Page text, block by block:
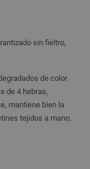
sin fieltro,
de color
de 4 hebras,
mantiene bien la
tejidos a mano.